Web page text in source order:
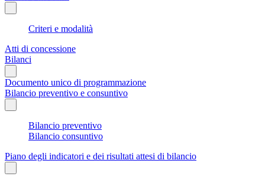
Criteri e modalità
Atti di concessione
Bilanci
Documento unico di programmazione
Bilancio preventivo e consuntivo
Bilancio preventivo
Bilancio consuntivo
Piano degli indicatori e dei risultati attesi di bilancio